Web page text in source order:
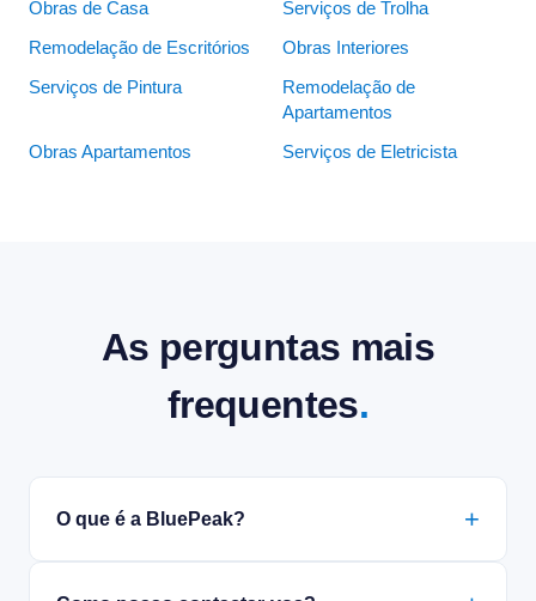
Obras de Casa Serviços de Trolha
Remodelação de Escritórios Obras Interiores
Serviços de Pintura
Remodelação de
Apartamentos
Obras Apartamentos Serviços de Eletricista
As perguntas mais
frequentes.
O que é a BluePeak?